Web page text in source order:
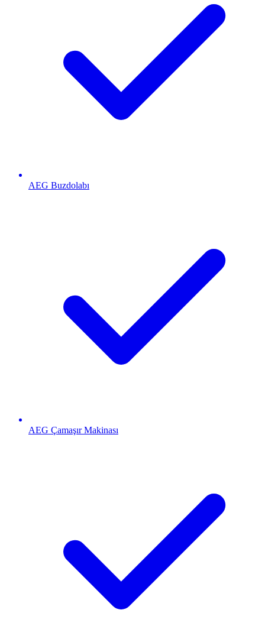
AEG Buzdolabı
AEG Çamaşır Makinası